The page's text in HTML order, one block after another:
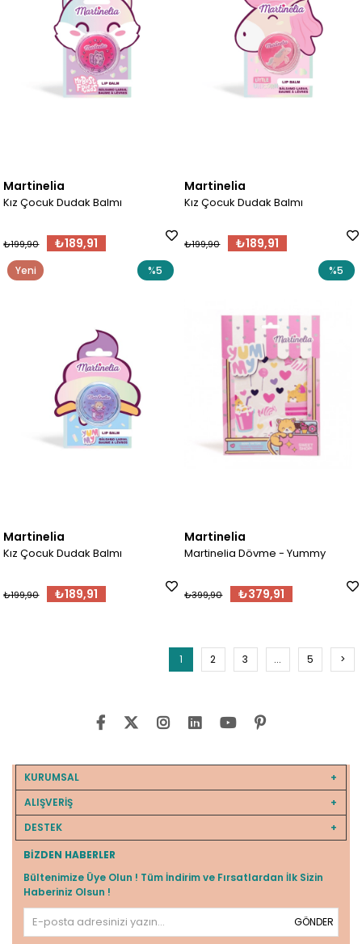
Martinelia
Kız Çocuk Dudak Balmı
₺189,91
₺199,90
Martinelia
Kız Çocuk Dudak Balmı
₺189,91
₺199,90
Martinelia
Kız Çocuk Dudak Balmı
₺189,91
₺199,90
%5
Yeni
Martinelia
Martinelia Dövme - Yummy
₺379,91
₺399,90
%5
1 2 3 ... 5 >
KURUMSAL
ALIŞVERİŞ
DESTEK
BIZDEN HABERLER
Bültenimize Üye Olun ! Tüm İndirim ve Fırsatlardan İlk Sizin
Haberiniz Olsun !
GÖNDER